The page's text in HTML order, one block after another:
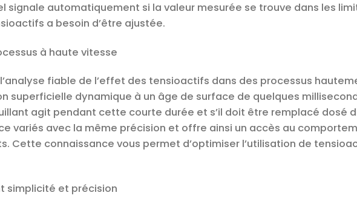
signale automatiquement si la valeur mesurée se trouve dans les
a besoin d’être ajustée.
à haute vitesse
fiable de l’effet des tensioactifs dans des processus
superficielle dynamique à un âge de surface de quelques
agit pendant cette courte durée et s’il doit être remplacé dosé
variés avec la même précision et offre ainsi un accès au
Cette connaissance vous permet d’optimiser l’utilisation de
simplicité et précision